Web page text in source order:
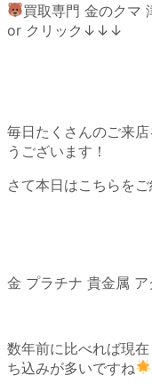
買取専門 金のクマ
or クリック↓↓↓
毎日たくさんのご来
うございます！
さて本日はこちらをご
金 プラチナ 貴金属
数年前に比べれば現
ち込みが多いですね